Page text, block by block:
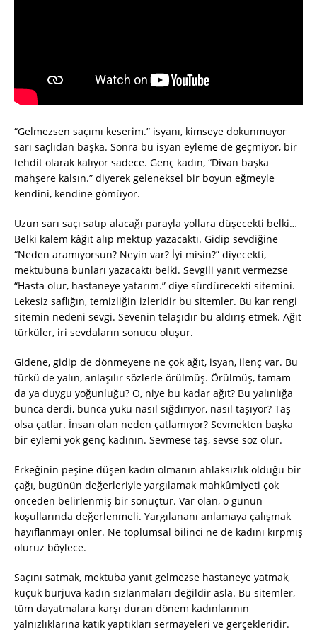
“Gelmezsen saçımı keserim.” isyanı, kimseye dokunmuyor
sarı saçlıdan başka. Sonra bu isyan eyleme de geçmiyor, bir
tehdit olarak kalıyor sadece. Genç kadın, “Divan başka
mahşere kalsın.” diyerek geleneksel bir boyun eğmeyle
kendini, kendine gömüyor.
Uzun sarı saçı satıp alacağı parayla yollara düşecekti belki…
Belki kalem kâğıt alıp mektup yazacaktı. Gidip sevdiğine
“Neden aramıyorsun? Neyin var? İyi misin?” diyecekti,
mektubuna bunları yazacaktı belki. Sevgili yanıt vermezse
“Hasta olur, hastaneye yatarım.” diye sürdürecekti sitemini.
Lekesiz saflığın, temizliğin izleridir bu sitemler. Bu kar rengi
sitemin nedeni sevgi. Sevenin telaşıdır bu aldırış etmek. Ağıt
türküler, iri sevdaların sonucu oluşur.
Gidene, gidip de dönmeyene ne çok ağıt, isyan, ilenç var. Bu
türkü de yalın, anlaşılır sözlerle örülmüş. Örülmüş, tamam
da ya duygu yoğunluğu? O, niye bu kadar ağıt? Bu yalınlığa
bunca derdi, bunca yükü nasıl sığdırıyor, nasıl taşıyor? Taş
olsa çatlar. İnsan olan neden çatlamıyor? Sevmekten başka
bir eylemi yok genç kadının. Sevmese taş, sevse söz olur.
Erkeğinin peşine düşen kadın olmanın ahlaksızlık olduğu bir
çağı, bugünün değerleriyle yargılamak mahkûmiyeti çok
önceden belirlenmiş bir sonuçtur. Var olan, o günün
koşullarında değerlenmeli. Yargılananı anlamaya çalışmak
hayıflanmayı önler. Ne toplumsal bilinci ne de kadını kırpmış
oluruz böylece.
Saçını satmak, mektuba yanıt gelmezse hastaneye yatmak,
küçük burjuva kadın sızlanmaları değildir asla. Bu sitemler,
tüm dayatmalara karşı duran dönem kadınlarının
yalnızlıklarına katık yaptıkları sermayeleri ve gerçekleridir.